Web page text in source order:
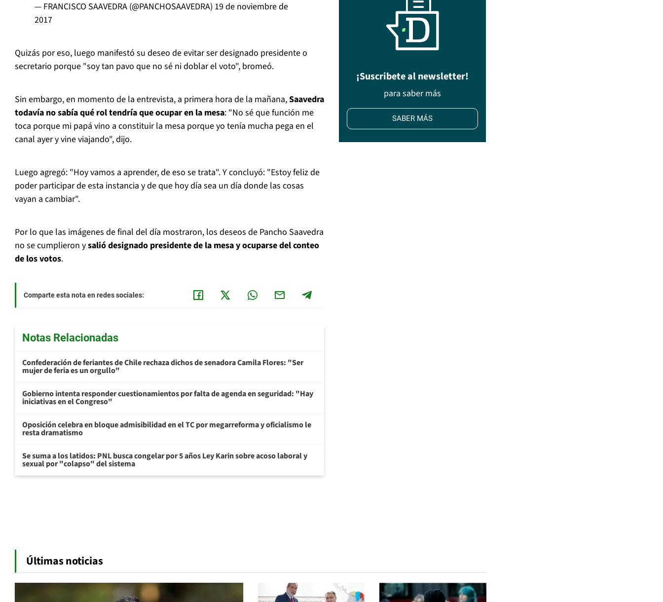
— FRANCISCO SAAVEDRA (@PANCHOSAAVEDRA) 19 de noviembre de
2017
Quizás por eso, luego manifestó su deseo de evitar ser designado presidente o
secretario porque "soy tan pavo que no sé ni doblar el voto", bromeó.
Sin embargo, en momento de la entrevista, a primera hora de la mañana,Saavedra
todavía no sabía qué rol tendría que ocupar en la mesa: "No sé que función me
toca porque mi papá vino a constituir la mesa porque yo tenía mucha pega en el
canal ayer y vine viajando", dijo.
Luego agregó: "Hoy vamos a aprender, de eso se trata". Y concluyó: "Estoy feliz de
poder participar de esta instancia y de que hoy día sea un día donde las cosas
vayan a cambiar".
Por lo que las imágenes de final del día mostraron, los deseos de Pancho Saavedra
no se cumplieron ysalió designado presidente de la mesa y ocuparse del conteo
de los votos.
Comparte esta nota en redes sociales:
Notas Relacionadas
Confederación de feriantes de Chile rechaza dichos de senadora Camila Flores: "Ser
mujer de feria es un orgullo"
Gobierno intenta responder cuestionamientos por falta de agenda en seguridad: "Hay
iniciativas en el Congreso"
Oposición celebra en bloque admisibilidad en el TC por megarreforma y oficialismo le
resta dramatismo
Se suma a los latidos: PNL busca congelar por 5 años Ley Karin sobre acoso laboral y
sexual por "colapso" del sistema
¡Suscribete al newsletter!
para saber más
SABER MÁS
Últimas noticias